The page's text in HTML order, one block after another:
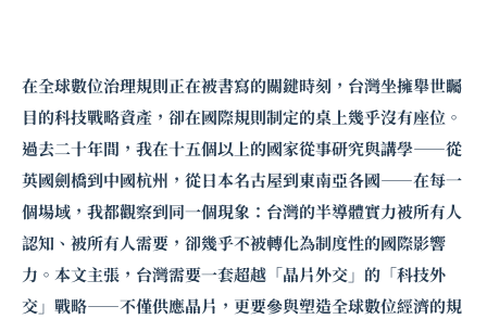
在全球數位治理規則正在被書寫的關鍵時刻，台灣坐擁舉世矚
目的科技戰略資產，卻在國際規則制定的桌上幾乎沒有座位。
過去二十年間，我在十五個以上的國家從事研究與講學——從
英國劍橋到中國杭州，從日本名古屋到東南亞各國——在每一
個場域，我都觀察到同一個現象：台灣的半導體實力被所有人
認知、被所有人需要，卻幾乎不被轉化為制度性的國際影響
力。本文主張，台灣需要一套超越「晶片外交」的「科技外
交」戰略——不僅供應晶片，更要參與塑造全球數位經濟的規